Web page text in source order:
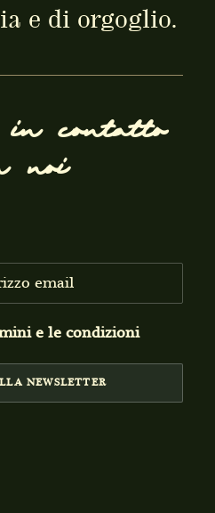
e di orgoglio.
in contatto
noi
e le condizioni